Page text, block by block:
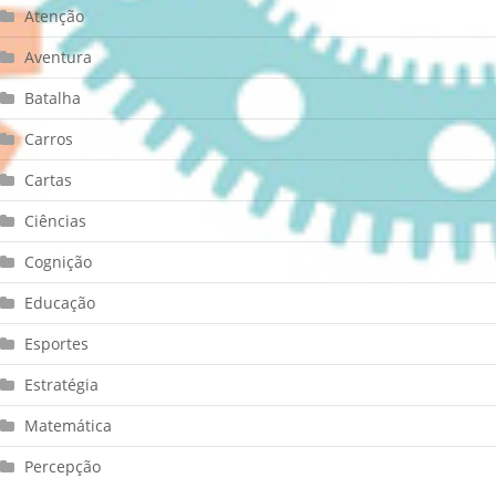
Atenção
Aventura
Batalha
Carros
Cartas
Ciências
Cognição
Educação
Esportes
Estratégia
Matemática
Percepção